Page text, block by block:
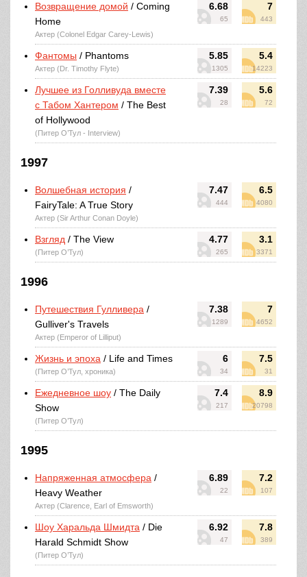
6.68
65
7
443
Возвращение домой / Coming
Home
Актер (Colonel Edgar Carey-Lewis)
5.85
1305
5.4
14223
Фантомы / Phantoms
Актер (Dr. Timothy Flyte)
7.39
28
5.6
72
Лучшее из Голливуда вместе
с Табом Хантером / The Best
of Hollywood
(Питер О’Тул - Interview)
1997
7.47
444
6.5
4080
Волшебная история /
FairyTale: A True Story
Актер (Sir Arthur Conan Doyle)
4.77
265
3.1
3371
Взгляд / The View
(Питер О’Тул)
1996
7.38
1289
7
4652
Путешествия Гулливера /
Gulliver's Travels
Актер (Emperor of Lilliput)
6
34
7.5
31
Жизнь и эпоха / Life and Times
(Питер О’Тул, хроника)
7.4
217
8.9
20798
Ежедневное шоу / The Daily
Show
(Питер О’Тул)
1995
6.89
22
7.2
107
Напряженная атмосфера /
Heavy Weather
Актер (Clarence, Earl of Emsworth)
6.92
47
7.8
389
Шоу Харальда Шмидта / Die
Harald Schmidt Show
(Питер О’Тул)